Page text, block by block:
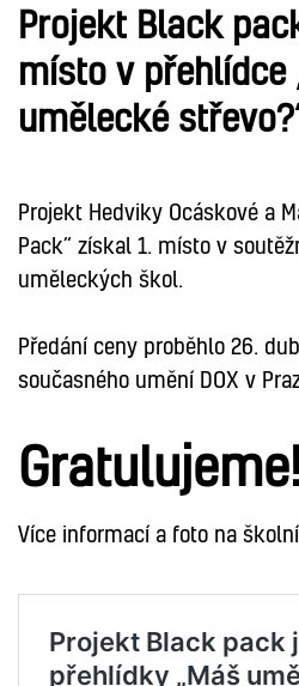
Projekt Black
místo v přehlídce
umělecké
Projekt Hedviky Ocáskové a
Pack“ získal 1. místo v
uměleckých škol.
Předání ceny proběhlo 26.
současného umění DOX v
Gratulujeme!
Více informací a foto na